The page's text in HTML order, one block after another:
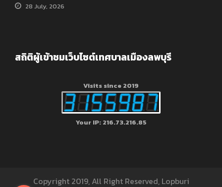
28 July, 2026
สถิติผู้เข้าชมเว็บไซต์เทศบาลเมืองลพบุรี
Visits since 2019
Your IP: 216.73.216.85
Copyright 2019, All Right Reserved, Lopburi